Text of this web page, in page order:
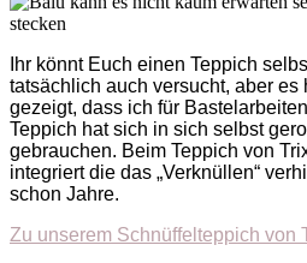
Ihr könnt Euch einen Teppich
tatsächlich auch versucht, aber es
gezeigt, dass ich für
Teppich hat sich in sich selbst
gebrauchen. Beim Teppich von
integriert die das „Verknüllen“
schon Jahre.
Zu unserem Schnüffelteppich von